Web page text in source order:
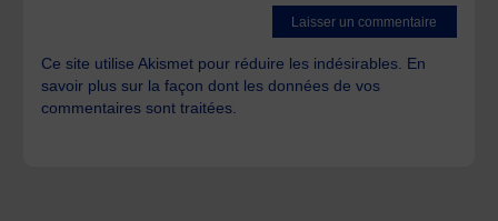
Ce site utilise Akismet pour réduire les indésirables. En
savoir plus sur la façon dont les données de vos
commentaires sont traitées.